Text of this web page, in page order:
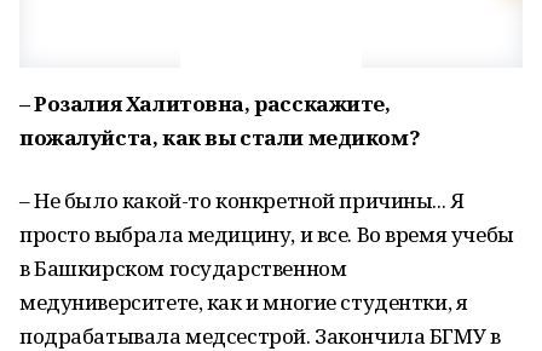
– Розалия Халитовна, расскажите,
пожалуйста, как вы стали медиком?
– Не было какой-то конкретной причины... Я
просто выбрала медицину, и все. Во время учебы
в Башкирском государственном
медуниверситете, как и многие студентки, я
подрабатывала медсестрой. Закончила БГМУ в